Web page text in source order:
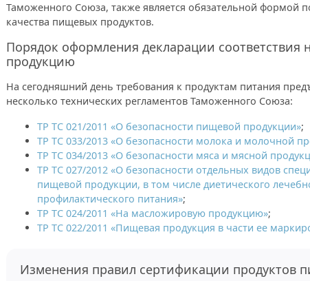
Таможенного Союза, также является обязательной формой
качества пищевых продуктов.
Порядок оформления декларации соответствия
продукцию
На сегодняшний день требования к продуктам питания
несколько технических регламентов Таможенного Союза:
ТР ТС 021/2011 «О безопасности пищевой продукции»;
ТР ТС 033/2013 «О безопасности молока и молочной
ТР ТС 034/2013 «О безопасности мяса и мясной
ТР ТС 027/2012 «О безопасности отдельных видов
пищевой продукции, в том числе диетического
профилактического питания»;
ТР ТС 024/2011 «На масложировую продукцию»;
ТР ТС 022/2011 «Пищевая продукция в части ее
Изменения правил сертификации продуктов